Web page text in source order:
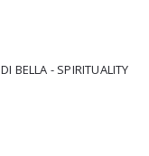
BELLA - SPIRITUALITY